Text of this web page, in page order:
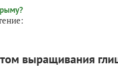
выращивания